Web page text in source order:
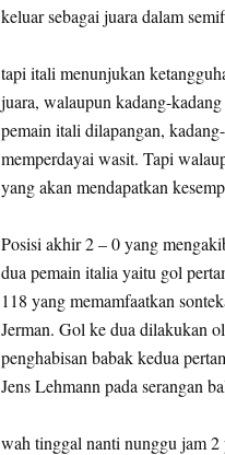
keluar sebagai juara dalam
tapi itali menunjukan
juara, walaupun kadang-
pemain itali dilapangan,
memperdayai wasit. Tapi
yang akan mendapatkan
Posisi akhir 2 – 0 yang
dua pemain italia yaitu gol
118 yang memamfaatkan
Jerman. Gol ke dua dilakukan
penghabisan babak kedua
Jens Lehmann pada serangan
wah tinggal nanti nunggu jam